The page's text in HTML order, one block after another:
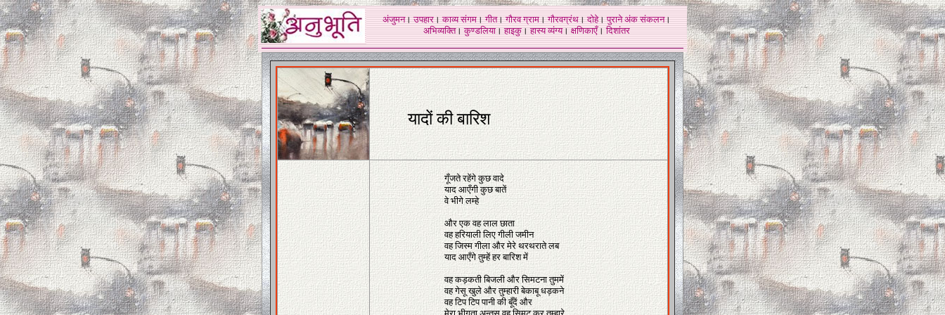
अंजुमन।उपहार।काव्य संगम।गीत।गौरव ग्राम।गौरवग्रंथ।दोहे।पुराने अंक संकलन।
अभिव्यक्ति।कुण्डलिया।हाइकु।हास्य व्यंग्य।क्षणिकाएँ।दिशांतर
यादों की बारिश
गूँजते रहेंगे कुछ वादे
याद आएँगी कुछ बातें
वे भीगे लम्हे
और एक वह लाल छाता
वह हरियाली लिए गीली जमीन
वह जिस्म गीला और मेरे थरथराते लब
याद आएँगे तुम्हें हर बारिश में
वह कड़कती बिजली और सिमटना तुममें
वह गेसू खुले और तुम्हारी बेकाबू धड़कने
वह टिप टिप पानी की बूँदें और